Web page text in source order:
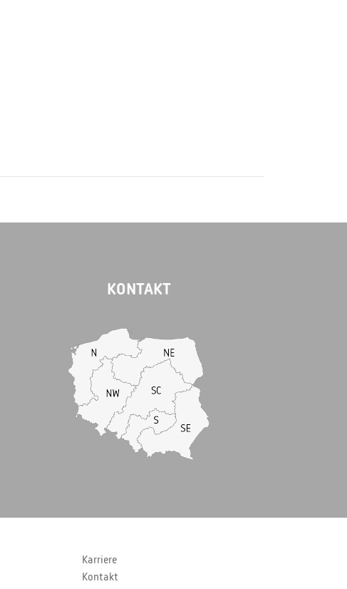
KONTAKT
Karriere
Kontakt